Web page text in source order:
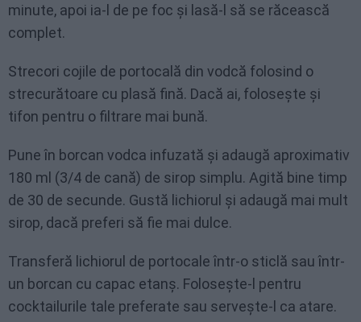
minute, apoi ia-l de pe foc și lasă-l să se răcească
complet.
Strecori cojile de portocală din vodcă folosind o
strecurătoare cu plasă fină. Dacă ai, folosește și
tifon pentru o filtrare mai bună.
Pune în borcan vodca infuzată și adaugă aproximativ
180 ml (3/4 de cană) de sirop simplu. Agită bine timp
de 30 de secunde. Gustă lichiorul și adaugă mai mult
sirop, dacă preferi să fie mai dulce.
Transferă lichiorul de portocale într-o sticlă sau într-
un borcan cu capac etanș. Folosește-l pentru
cocktailurile tale preferate sau servește-l ca atare.